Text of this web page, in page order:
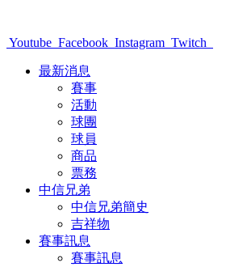
Youtube Facebook Instagram Twitch
最新消息
賽事
活動
球團
球員
商品
票務
中信兄弟
中信兄弟簡史
吉祥物
賽事訊息
賽事訊息